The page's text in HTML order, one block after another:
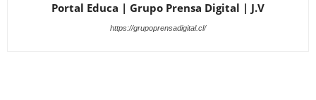
Portal Educa | Grupo Prensa Digital | J.V
https://grupoprensadigital.cl/